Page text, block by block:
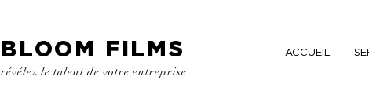
BLOOM FILMS
révélez le talent de votre entreprise
ACCUEIL